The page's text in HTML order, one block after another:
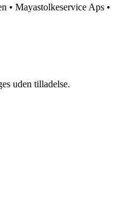
• Mayastolkeservice Aps •
uden tilladelse.